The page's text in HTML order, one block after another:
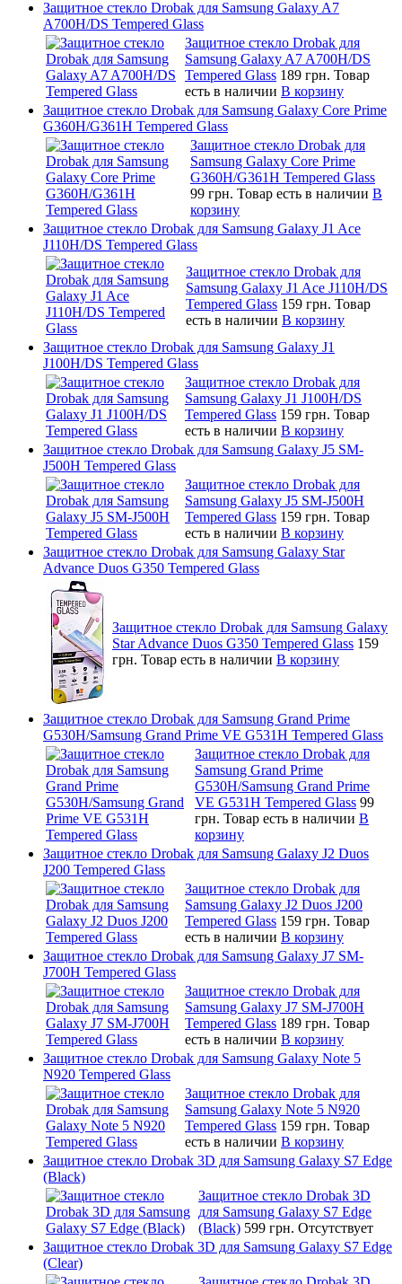
Защитное стекло Drobak для Samsung Galaxy A7
A700H/DS Tempered Glass
Защитное стекло Drobak для
Samsung Galaxy A7 A700H/DS
Tempered Glass 189 грн. Товар
есть в наличии В корзину
Защитное стекло Drobak для Samsung Galaxy Core Prime
G360H/G361H Tempered Glass
Защитное стекло Drobak для
Samsung Galaxy Core Prime
G360H/G361H Tempered Glass
99 грн. Товар есть в наличии В
корзину
Защитное стекло Drobak для Samsung Galaxy J1 Ace
J110H/DS Tempered Glass
Защитное стекло Drobak для
Samsung Galaxy J1 Ace J110H/DS
Tempered Glass 159 грн. Товар
есть в наличии В корзину
Защитное стекло Drobak для Samsung Galaxy J1
J100H/DS Tempered Glass
Защитное стекло Drobak для
Samsung Galaxy J1 J100H/DS
Tempered Glass 159 грн. Товар
есть в наличии В корзину
Защитное стекло Drobak для Samsung Galaxy J5 SM-
J500H Tempered Glass
Защитное стекло Drobak для
Samsung Galaxy J5 SM-J500H
Tempered Glass 159 грн. Товар
есть в наличии В корзину
Защитное стекло Drobak для Samsung Galaxy Star
Advance Duos G350 Tempered Glass
Защитное стекло Drobak для Samsung Galaxy
Star Advance Duos G350 Tempered Glass 159
грн. Товар есть в наличии В корзину
Защитное стекло Drobak для Samsung Grand Prime
G530H/Samsung Grand Prime VE G531H Tempered Glass
Защитное стекло Drobak для
Samsung Grand Prime
G530H/Samsung Grand Prime
VE G531H Tempered Glass 99
грн. Товар есть в наличии В
корзину
Защитное стекло Drobak для Samsung Galaxy J2 Duos
J200 Tempered Glass
Защитное стекло Drobak для
Samsung Galaxy J2 Duos J200
Tempered Glass 159 грн. Товар
есть в наличии В корзину
Защитное стекло Drobak для Samsung Galaxy J7 SM-
J700H Tempered Glass
Защитное стекло Drobak для
Samsung Galaxy J7 SM-J700H
Tempered Glass 189 грн. Товар
есть в наличии В корзину
Защитное стекло Drobak для Samsung Galaxy Note 5
N920 Tempered Glass
Защитное стекло Drobak для
Samsung Galaxy Note 5 N920
Tempered Glass 159 грн. Товар
есть в наличии В корзину
Защитное стекло Drobak 3D для Samsung Galaxy S7 Edge
(Black)
Защитное стекло Drobak 3D
для Samsung Galaxy S7 Edge
(Black) 599 грн. Отсутствует
Защитное стекло Drobak 3D для Samsung Galaxy S7 Edge
(Clear)